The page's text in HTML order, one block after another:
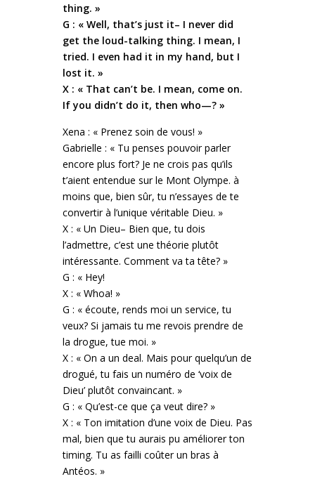
thing. »
G : « Well, that’s just it– I never did
get the loud-talking thing. I mean, I
tried. I even had it in my hand, but I
lost it. »
X : « That can’t be. I mean, come on.
If you didn’t do it, then who—? »
Xena : « Prenez soin de vous! »
Gabrielle : « Tu penses pouvoir parler
encore plus fort? Je ne crois pas qu’ils
t’aient entendue sur le Mont Olympe. à
moins que, bien sûr, tu n’essayes de te
convertir à l’unique véritable Dieu. »
X : « Un Dieu– Bien que, tu dois
l’admettre, c’est une théorie plutôt
intéressante. Comment va ta tête? »
G : « Hey!
X : « Whoa! »
G : « écoute, rends moi un service, tu
veux? Si jamais tu me revois prendre de
la drogue, tue moi. »
X : « On a un deal. Mais pour quelqu’un de
drogué, tu fais un numéro de ‘voix de
Dieu’ plutôt convaincant. »
G : « Qu’est-ce que ça veut dire? »
X : « Ton imitation d’une voix de Dieu. Pas
mal, bien que tu aurais pu améliorer ton
timing. Tu as failli coûter un bras à
Antéos. »